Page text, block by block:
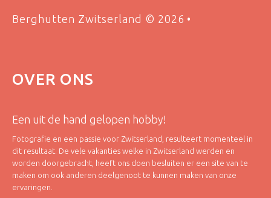
Berghutten Zwitserland © 2026
OVER ONS
Een uit de hand gelopen hobby!
Fotografie en een passie voor Zwitserland, resulteert momenteel in
dit resultaat. De vele vakanties welke in Zwitserland werden en
worden doorgebracht, heeft ons doen besluiten er een site van te
maken om ook anderen deelgenoot te kunnen maken van onze
ervaringen.